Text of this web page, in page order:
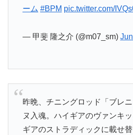
ーム #BPM pic.twitter.com/
— 甲斐 隆之介 (@m07_sm)
昨晩、チニングロッド「ブレ
ヌ入魂。ハイギアのヴァンキ
ギアのストラディックに載せ